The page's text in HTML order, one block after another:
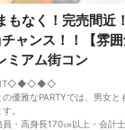
もなく！完売間近
ャンス！！【雰
ミアム街コン
優雅なPARTYでは、男女と
。
・高身長170㎝以上・会計